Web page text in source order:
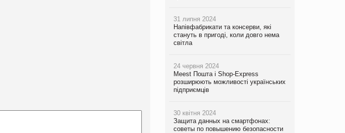
31 липня 2024
Напівфабрикати та консерви, які
стануть в пригоді, коли довго нема
світла
24 червня 2024
Meest Пошта і Shop-Express
розширюють можливості українських
підприємців
30 квітня 2024
Защита данных на смартфонах:
советы по повышению безопасности